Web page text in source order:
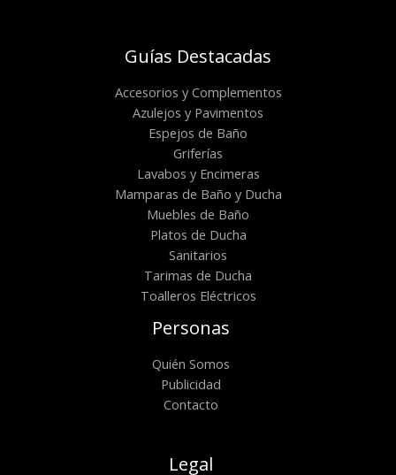
Guías Destacadas
Accesorios y Complementos
Azulejos y Pavimentos
Espejos de Baño
Griferías
Lavabos y Encimeras
Mamparas de Baño y Ducha
Muebles de Baño
Platos de Ducha
Sanitarios
Tarimas de Ducha
Toalleros Eléctricos
Personas
Quién Somos
Publicidad
Contacto
Legal